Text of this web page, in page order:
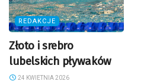
REDAKCJE
Złoto i srebro
lubelskich pływaków
24 KWIETNIA 2026